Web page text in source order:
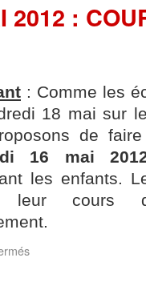
2012 :
: Comme les
18 mai sur
de
16 mai
les enfants.
leur cours